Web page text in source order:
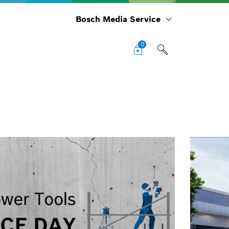
Bosch Media Service
0